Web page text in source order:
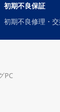
初期不良保証
初期不良修理・
PC